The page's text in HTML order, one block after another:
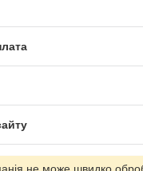
на маркетплейсіProm.ua